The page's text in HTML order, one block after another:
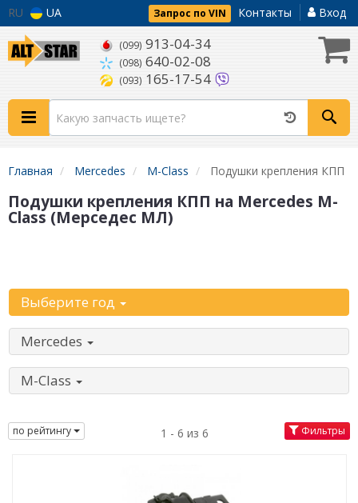
RU UA Запрос по VIN Контакты Вход
(099) 913-04-34
(098) 640-02-08
(093) 165-17-54
Главная Mercedes M-Class Подушки крепления КПП
Подушки крепления КПП на Mercedes M-
Class (Мерседес МЛ)
Выберите год
Mercedes
M-Class
по рейтингу 1 - 6 из 6 Фильтры